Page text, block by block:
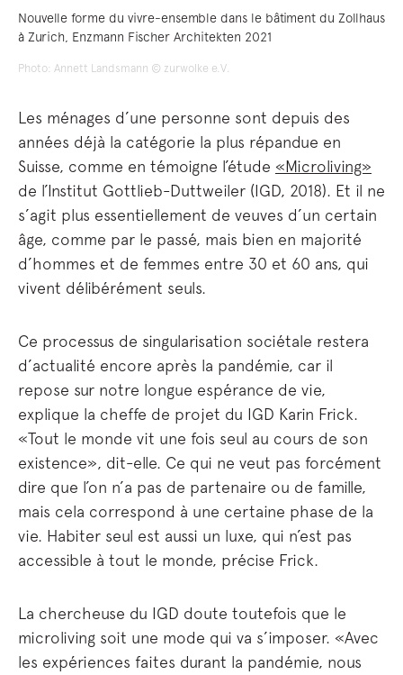
Nouvelle forme du vivre-ensemble dans le bâtiment du Zollhaus
à Zurich, Enzmann Fischer Architekten 2021
Photo: Annett Landsmann © zurwolke e.V.
Les ménages d’une personne sont depuis des
années déjà la catégorie la plus répandue en
Suisse, comme en témoigne l’étude «Microliving»
de l’Institut Gottlieb-Duttweiler (IGD, 2018). Et il ne
s’agit plus essentiellement de veuves d’un certain
âge, comme par le passé, mais bien en majorité
d’hommes et de femmes entre 30 et 60 ans, qui
vivent délibérément seuls.
Ce processus de singularisation sociétale restera
d’actualité encore après la pandémie, car il
repose sur notre longue espérance de vie,
explique la cheffe de projet du IGD Karin Frick.
«Tout le monde vit une fois seul au cours de son
existence», dit-elle. Ce qui ne veut pas forcément
dire que l’on n’a pas de partenaire ou de famille,
mais cela correspond à une certaine phase de la
vie. Habiter seul est aussi un luxe, qui n’est pas
accessible à tout le monde, précise Frick.
La chercheuse du IGD doute toutefois que le
microliving soit une mode qui va s’imposer. «Avec
les expériences faites durant la pandémie, nous